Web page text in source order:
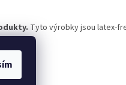
Tyto výrobky jsou latex-